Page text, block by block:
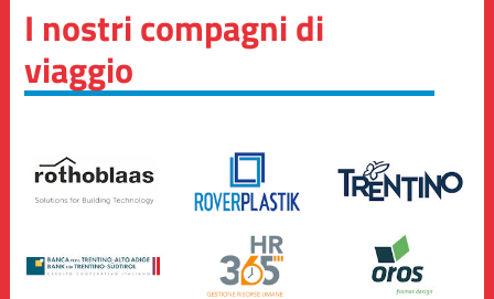
I nostri compagni di
viaggio